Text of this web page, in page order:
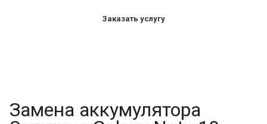
Заказать услугу
Замена аккумулятора